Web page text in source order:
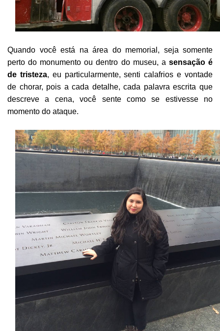
Quando você está na área do memorial, seja somente
perto do monumento ou dentro do museu, a sensação é
de tristeza, eu particularmente, senti calafrios e vontade
de chorar, pois a cada detalhe, cada palavra escrita que
descreve a cena, você sente como se estivesse no
momento do ataque.